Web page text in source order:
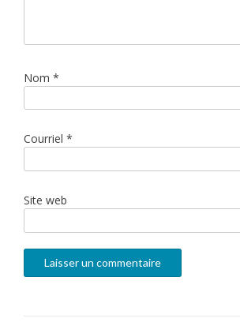
Nom *
Courriel *
Site web